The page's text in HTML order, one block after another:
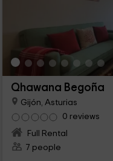
Qhawana Begoña
Gijón, Asturias
0 reviews
Full Rental
7 people